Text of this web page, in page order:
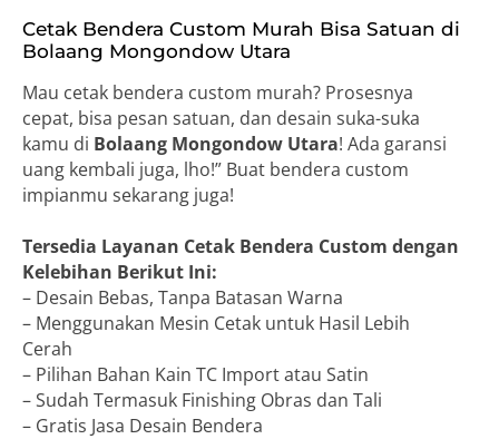
Cetak Bendera Custom Murah Bisa Satuan di
Bolaang Mongondow Utara
Mau cetak bendera custom murah? Prosesnya
cepat, bisa pesan satuan, dan desain suka-suka
kamu di Bolaang Mongondow Utara! Ada garansi
uang kembali juga, lho!” Buat bendera custom
impianmu sekarang juga!
Tersedia Layanan Cetak Bendera Custom dengan
Kelebihan Berikut Ini:
– Desain Bebas, Tanpa Batasan Warna
– Menggunakan Mesin Cetak untuk Hasil Lebih
Cerah
– Pilihan Bahan Kain TC Import atau Satin
– Sudah Termasuk Finishing Obras dan Tali
– Gratis Jasa Desain Bendera